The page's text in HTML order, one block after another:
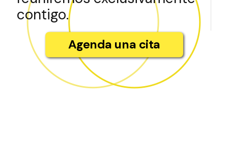
contigo.
Agenda una cita